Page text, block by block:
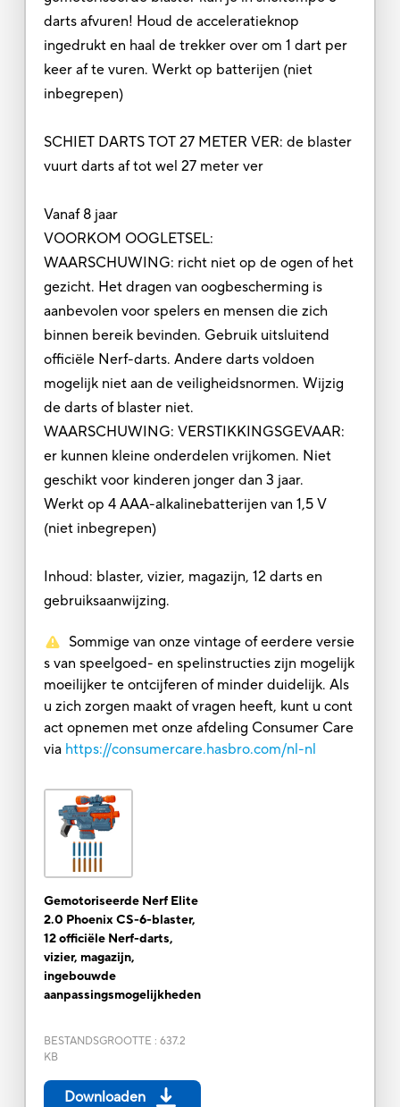
darts afvuren! Houd de acceleratieknop
ingedrukt en haal de trekker over om 1 dart per
keer af te vuren. Werkt op batterijen (niet
inbegrepen)
SCHIET DARTS TOT 27 METER VER: de blaster
vuurt darts af tot wel 27 meter ver
Vanaf 8 jaar
VOORKOM OOGLETSEL:
WAARSCHUWING: richt niet op de ogen of het
gezicht. Het dragen van oogbescherming is
aanbevolen voor spelers en mensen die zich
binnen bereik bevinden. Gebruik uitsluitend
officiële Nerf-darts. Andere darts voldoen
mogelijk niet aan de veiligheidsnormen. Wijzig
de darts of blaster niet.
WAARSCHUWING: VERSTIKKINGSGEVAAR:
er kunnen kleine onderdelen vrijkomen. Niet
geschikt voor kinderen jonger dan 3 jaar.
Werkt op 4 AAA-alkalinebatterijen van 1,5 V
(niet inbegrepen)
Inhoud: blaster, vizier, magazijn, 12 darts en
gebruiksaanwijzing.
Sommige van onze vintage of eerdere versie
s van speelgoed- en spelinstructies zijn mogelijk
moeilijker te ontcijferen of minder duidelijk. Als
u zich zorgen maakt of vragen heeft, kunt u cont
act opnemen met onze afdeling Consumer Care
via https://consumercare.hasbro.com/nl-nl
Gemotoriseerde Nerf Elite
2.0 Phoenix CS-6-blaster,
12 officiële Nerf-darts,
vizier, magazijn,
ingebouwde
aanpassingsmogelijkheden
BESTANDSGROOTTE : 637.2
KB
Downloaden